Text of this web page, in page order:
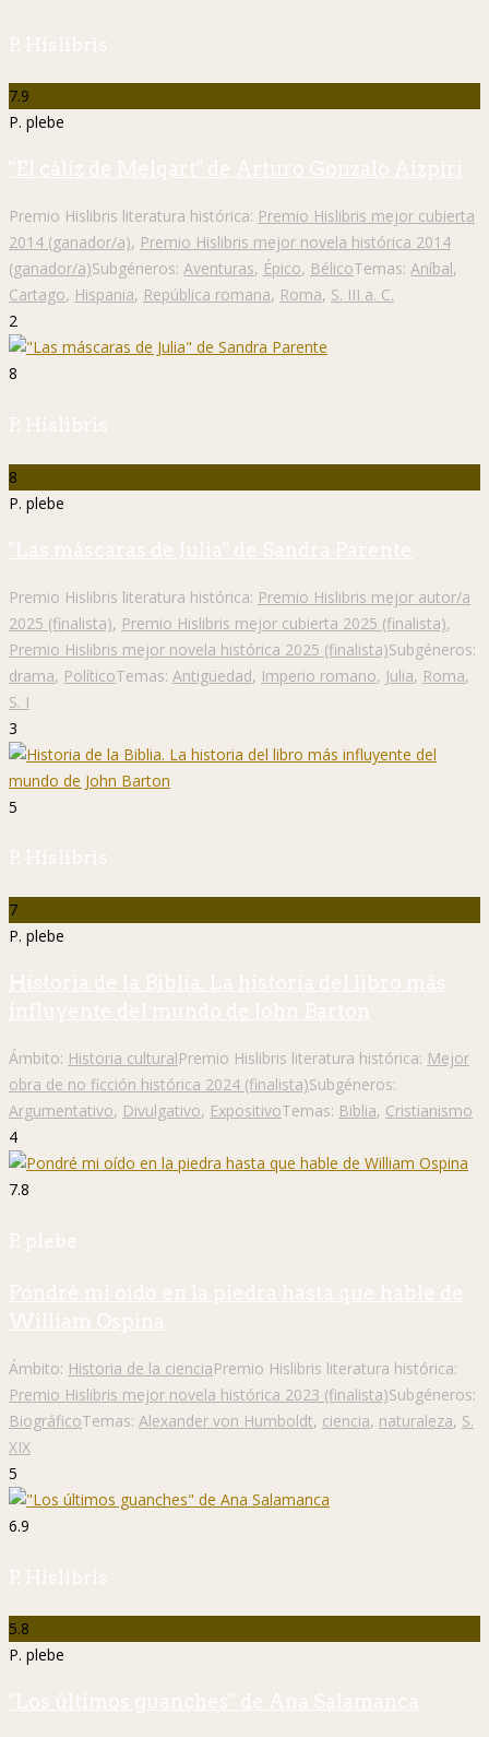
P. Hislibris
7.9
P. plebe
"El cáliz de Melqart" de Arturo Gonzalo Aizpiri
Premio Hislibris literatura histórica: Premio Hislibris mejor cubierta
2014 (ganador/a), Premio Hislibris mejor novela histórica 2014
(ganador/a)Subgéneros: Aventuras, Épico, BélicoTemas: Aníbal,
Cartago, Hispania, República romana, Roma, S. III a. C.
2
8
P. Hislibris
8
P. plebe
"Las máscaras de Julia" de Sandra Parente
Premio Hislibris literatura histórica: Premio Hislibris mejor autor/a
2025 (finalista), Premio Hislibris mejor cubierta 2025 (finalista),
Premio Hislibris mejor novela histórica 2025 (finalista)Subgéneros:
drama, PolíticoTemas: Antigüedad, Imperio romano, Julia, Roma,
S. I
3
5
P. Hislibris
7
P. plebe
Historia de la Biblia. La historia del libro más
influyente del mundo de John Barton
Ámbito: Historia culturalPremio Hislibris literatura histórica: Mejor
obra de no ficción histórica 2024 (finalista)Subgéneros:
Argumentativo, Divulgativo, ExpositivoTemas: Biblia, Cristianismo
4
7.8
P. plebe
Pondré mi oído en la piedra hasta que hable de
William Ospina
Ámbito: Historia de la cienciaPremio Hislibris literatura histórica:
Premio Hislibris mejor novela histórica 2023 (finalista)Subgéneros:
BiográficoTemas: Alexander von Humboldt, ciencia, naturaleza, S.
XIX
5
6.9
P. Hislibris
5.8
P. plebe
"Los últimos guanches" de Ana Salamanca